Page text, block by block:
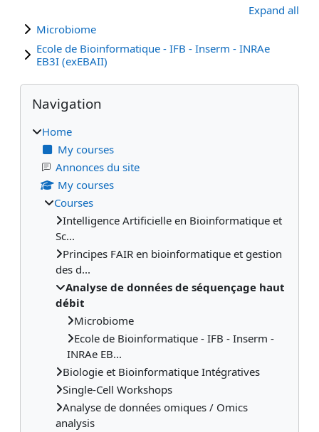
Expand all
Microbiome
Ecole de Bioinformatique - IFB - Inserm - INRAe
EB3I (exEBAII)
Blocks
Skip Navigation
Navigation
Home
My courses
Annonces du site
My courses
Courses
Intelligence Artificielle en Bioinformatique et
Sc...
Principes FAIR en bioinformatique et gestion
des d...
Analyse de données de séquençage haut
débit
Microbiome
Ecole de Bioinformatique - IFB - Inserm -
INRAe EB...
Biologie et Bioinformatique Intégratives
Single-Cell Workshops
Analyse de données omiques / Omics
analysis